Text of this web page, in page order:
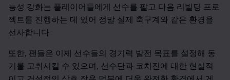
능성 강화는 플레이어들에게 선수를 팔고 다음 리빌딩 프로
젝트를 진행하는 데 있어 정말 실제 축구계와 같은 환경을
선사합니다.
또한, 팬들은 이제 선수들의 경기력 발전 목표를 설정해 동
기를 고취시킬 수 있으며, 선수단과 코치진에 대한 현실적